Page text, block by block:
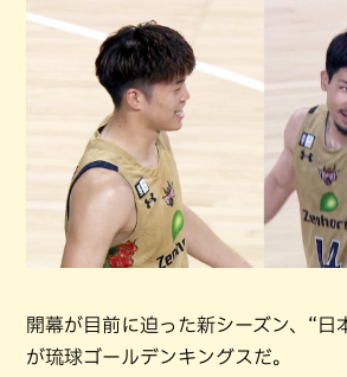
開幕が目前に迫った新シーズン、“日
が琉球ゴールデンキングスだ。